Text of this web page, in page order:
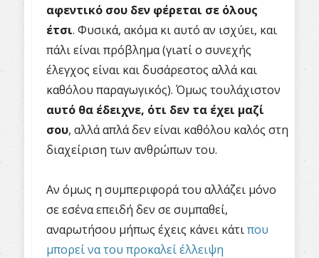
αφεντικό σου δεν φέρεται σε όλους
έτσι. Φυσικά, ακόμα κι αυτό αν ισχύει, και
πάλι είναι πρόβλημα (γιaτί ο συνεχής
έλεγχος είναι και δυσάρεστος αλλά και
καθόλου παραγωγικός). Όμως τουλάχιστον
αυτό θα έδειχνε, ότι δεν τα έχει μαζί
σου, αλλά απλά δεν είναι καθόλου καλός στη
διαχείριση των ανθρώπων του.
Αν όμως η συμπεριφορά του αλλάζει μόνο
σε εσένα επειδή δεν σε συμπαθεί,
αναρωτήσου μήπως έχεις κάνει κάτιπου
μπορεί να του προκαλεί έλλειψη